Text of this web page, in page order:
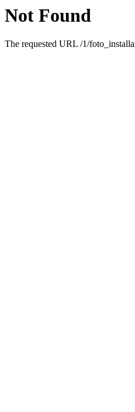
Not Found
The requested URL /1/